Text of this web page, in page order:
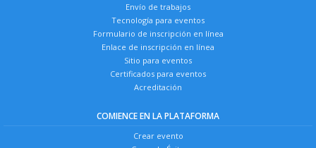
Envío de trabajos
Tecnología para eventos
Formulario de inscripción en línea
Enlace de inscripción en línea
Sitio para eventos
Certificados para eventos
Acreditación
COMIENCE EN LA PLATAFORMA
Crear evento